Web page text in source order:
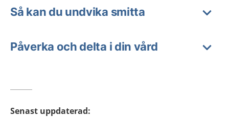
Så kan du undvika smitta
Påverka och delta i din vård
Senast uppdaterad: